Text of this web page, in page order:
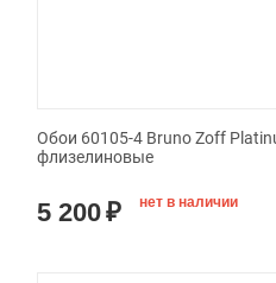
Обои 60105-4 Bruno Zoff
флизелиновые
5 200₽ нет в наличии